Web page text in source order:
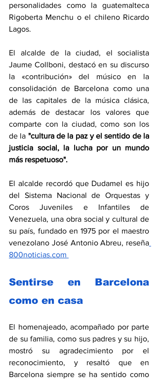
personalidades como la guatemalteca
Rigoberta Menchu o el chileno Ricardo
Lagos.
El alcalde de la ciudad, el socialista
Jaume Collboni, destacó en su discurso
la «contribución» del músico en la
consolidación de Barcelona como una
de las capitales de la música clásica,
además de destacar los valores que
comparte con la ciudad, como son los
de la "cultura de la paz y el sentido de la
justicia social, la lucha por un mundo
más respetuoso".
El alcalde recordó que Dudamel es hijo
del Sistema Nacional de Orquestas y
Coros Juveniles e Infantiles de
Venezuela, una obra social y cultural de
su país, fundado en 1975 por el maestro
venezolano José Antonio Abreu, reseña
800noticias.com
Sentirse en Barcelona
como en casa
El homenajeado, acompañado por parte
de su familia, como sus padres y su hijo,
mostró su agradecimiento por el
reconocimiento, y resaltó que en
Barcelona siempre se ha sentido como